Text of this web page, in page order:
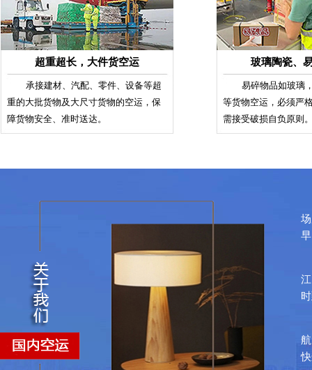
超重超长，大件货空运
承接建材、汽配、零件、设备等超
重的大批货物及大尺寸货物的空运，保
障货物安全、准时送达。
玻璃陶瓷、
易碎物品如玻璃，
等货物空运，必须严
需接受破损自负原则